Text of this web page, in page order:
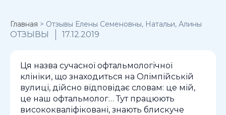
Главная > Отзывы Елены Семеновны, Натальи, Алины
ОТЗЫВЫ 17.12.2019
Ця назва сучасної офтальмологічної
клініки, що знаходиться на Олімпійській
вулиці, дійсно відповідає словам: це мій,
це наш офтальмолог… Тут працюють
висококваліфіковані, знають блискуче